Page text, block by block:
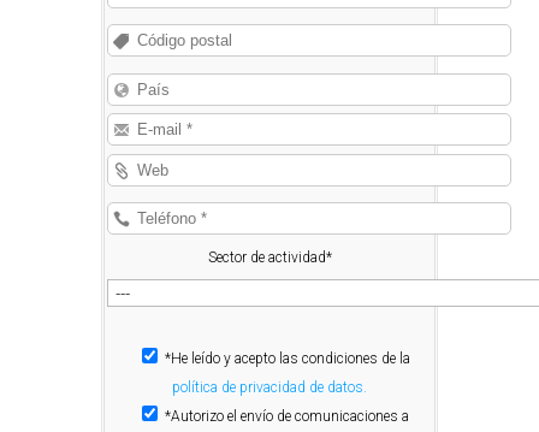
Sector de actividad*
*He leído y acepto las condiciones de la
política de privacidad de datos.
*Autorizo el envío de comunicaciones a